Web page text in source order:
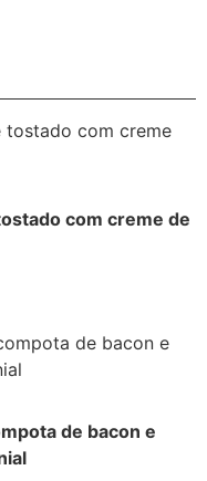
com creme de
de bacon e